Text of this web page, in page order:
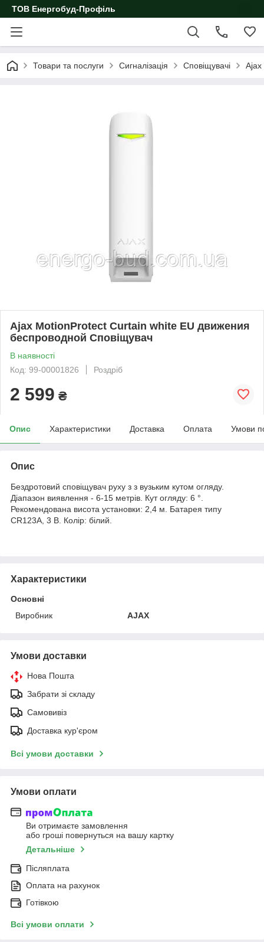
ТОВ Енергобуд-Профіль
Товари та послуги Сигналізація Сповіщувачі Ajax
Ajax MotionProtect Curtain white EU движения
беспроводной Сповіщувач
В наявності
Код: 99-00001826
Роздріб
2 599 ₴
Опис Характеристики Доставка Оплата Умови
Опис
Бездротовий сповіщувач руху з з вузьким кутом огляду.
Діапазон виявлення - 6-15 метрів. Кут огляду: 6 °.
Рекомендована висота установки: 2,4 м. Батарея типу
CR123A, 3 В. Колір: білий.
Характеристики
Основні
Виробник
AJAX
Умови доставки
Нова Пошта
Забрати зі складу
Самовивіз
Доставка кур'єром
Всі умови доставки
Умови оплати
Ви отримаєте замовлення
або гроші повернуться на вашу картку
Детальніше
Післяплата
Оплата на рахунок
Готівкою
Всі умови оплати